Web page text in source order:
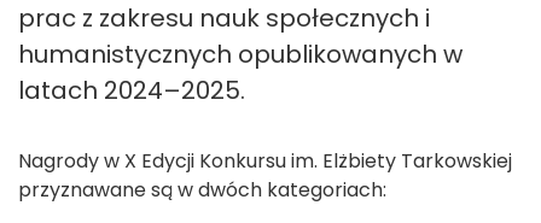
prac z zakresu nauk społecznych i
humanistycznych opublikowanych w
latach 2024–2025.
Nagrody w X Edycji Konkursu im. Elżbiety Tarkowskiej
przyznawane są w dwóch kategoriach: